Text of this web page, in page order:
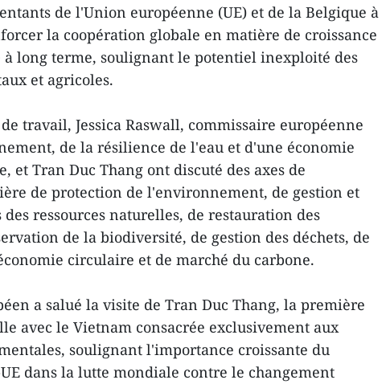
de l'Union européenne (UE) et de la Belgique à
la coopération globale en matière de croissance
long terme, soulignant le potentiel inexploité des
et agricoles.
travail, Jessica Raswall, commissaire européenne
de la résilience de l'eau et d'une économie
et Tran Duc Thang ont discuté des axes de
de protection de l'environnement, de gestion et
ressources naturelles, de restauration des
de la biodiversité, de gestion des déchets, de
circulaire et de marché du carbone.
a salué la visite de Tran Duc Thang, la première
avec le Vietnam consacrée exclusivement aux
soulignant l'importance croissante du
dans la lutte mondiale contre le changement